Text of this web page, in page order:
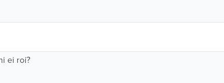
ei roi?